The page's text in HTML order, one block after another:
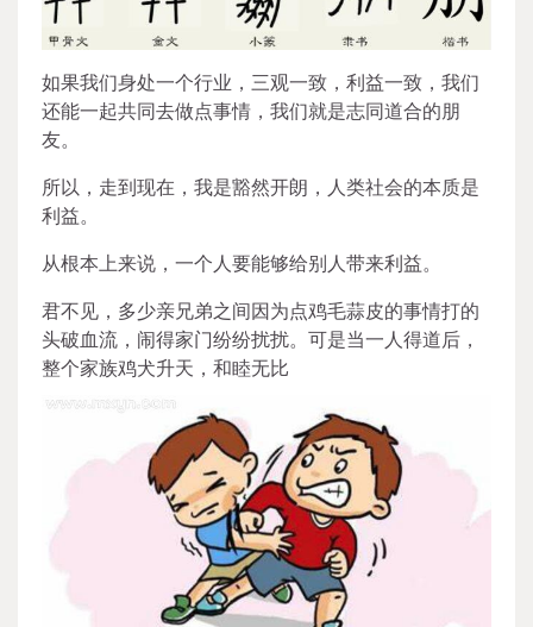
如果我们身处一个行业，三观一致，利益一致，我们
还能一起共同去做点事情，我们就是志同道合的朋
友。
所以，走到现在，我是豁然开朗，人类社会的本质是
利益。
从根本上来说，一个人要能够给别人带来利益。
君不见，多少亲兄弟之间因为点鸡毛蒜皮的事情打的
头破血流，闹得家门纷纷扰扰。可是当一人得道后，
整个家族鸡犬升天，和睦无比